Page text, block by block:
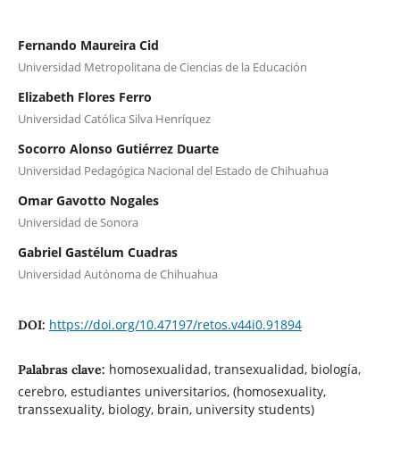
Fernando Maureira Cid
Universidad Metropolitana de Ciencias de la Educación
Elizabeth Flores Ferro
Universidad Católica Silva Henríquez
Socorro Alonso Gutiérrez Duarte
Universidad Pedagógica Nacional del Estado de Chihuahua
Omar Gavotto Nogales
Universidad de Sonora
Gabriel Gastélum Cuadras
Universidad Autónoma de Chihuahua
DOI: https://doi.org/10.47197/retos.v44i0.91894
Palabras clave: homosexualidad, transexualidad, biología,
cerebro, estudiantes universitarios, (homosexuality,
transsexuality, biology, brain, university students)